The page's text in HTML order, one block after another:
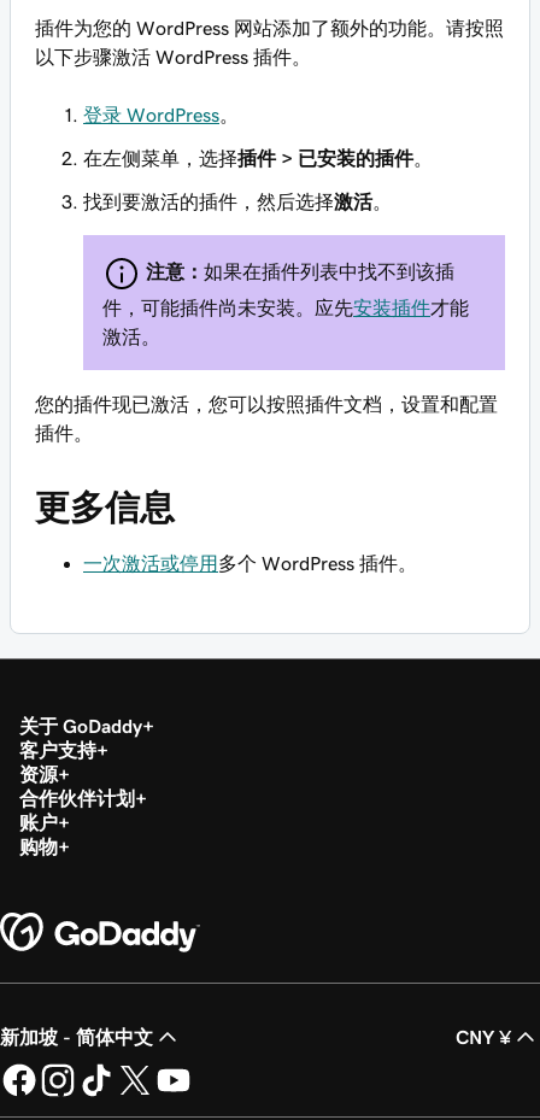
插件为您的 WordPress 网站添加了额外的功能。请按照
以下步骤激活 WordPress 插件。
登录 WordPress
在左侧菜单，选择插件 > 已安装的插件。
找到要激活的插件，然后选择激活。
注意： 如果在插件列表中找不到该插
件，可能插件尚未安装。应先安装插件才能
激活。
您的插件现已激活，您可以按照插件文档，设置和配置
插件。
更多信息
一次激活或停用 多个 WordPress 插件。
关于 GoDaddy
客户支持
资源
合作伙伴计划
账户
购物
新加坡 - 简体中文 CNY ¥